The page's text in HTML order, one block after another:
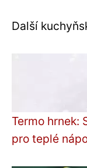
Další
Termo hrnek:
pro teplé